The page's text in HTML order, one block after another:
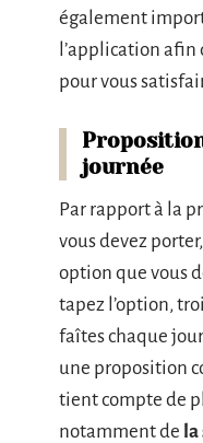
également
l’application afin
pour vous
journée
Par rapport à la
vous devez
option que vous
tapez l’option,
faîtes chaque
une proposition
tient compte de
notamment de la